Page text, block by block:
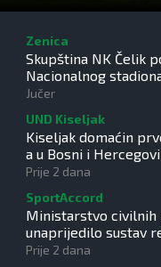
Zenica
Skupština NK Čelik
Nacionalnog
Jučer
UND Kiseljak
Kiseljak domaćin
a u Bosni i
Prije 2 dana
SportAccord
Ministarstvo civilnih
unaprijedilo sustav
organizacija
Prije 2 dana